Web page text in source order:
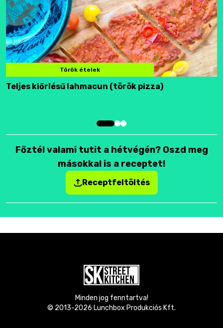
Török ételek
Teljes kiőrlésű lahmacun (török pizza)
Főztél valami tutit a hétvégén? Oszd meg
másokkal is a receptet!
Receptfeltöltés
Minden jog fenntartva!
© 2013-2026 Lunchbox Produkciós Kft.